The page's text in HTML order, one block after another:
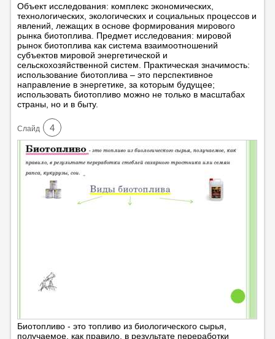
Объект исследования: комплекс экономических,
технологических, экологических и социальных процессов и
явлений, лежащих в основе формирования мирового
рынка биотоплива. Предмет исследования: мировой
рынок биотоплива как система взаимоотношений
субъектов мировой энергетической и
сельскохозяйственной систем. Практическая значимость:
использование биотоплива – это перспективное
направление в энергетике, за которым будущее;
использовать биотопливо можно не только в масштабах
страны, но и в быту.
Cлайд 4
Биотопливо - это топливо из биологического сырья,
получаемое, как правило, в результате переработки